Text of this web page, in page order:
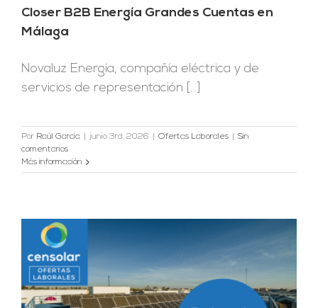
Closer B2B Energía Grandes Cuentas en
Málaga
Novaluz Energía, compañía eléctrica y de
servicios de representación [...]
Por Raúl García junio 3rd, 2026 Ofertas Laborales
Sin
comentarios
Más información